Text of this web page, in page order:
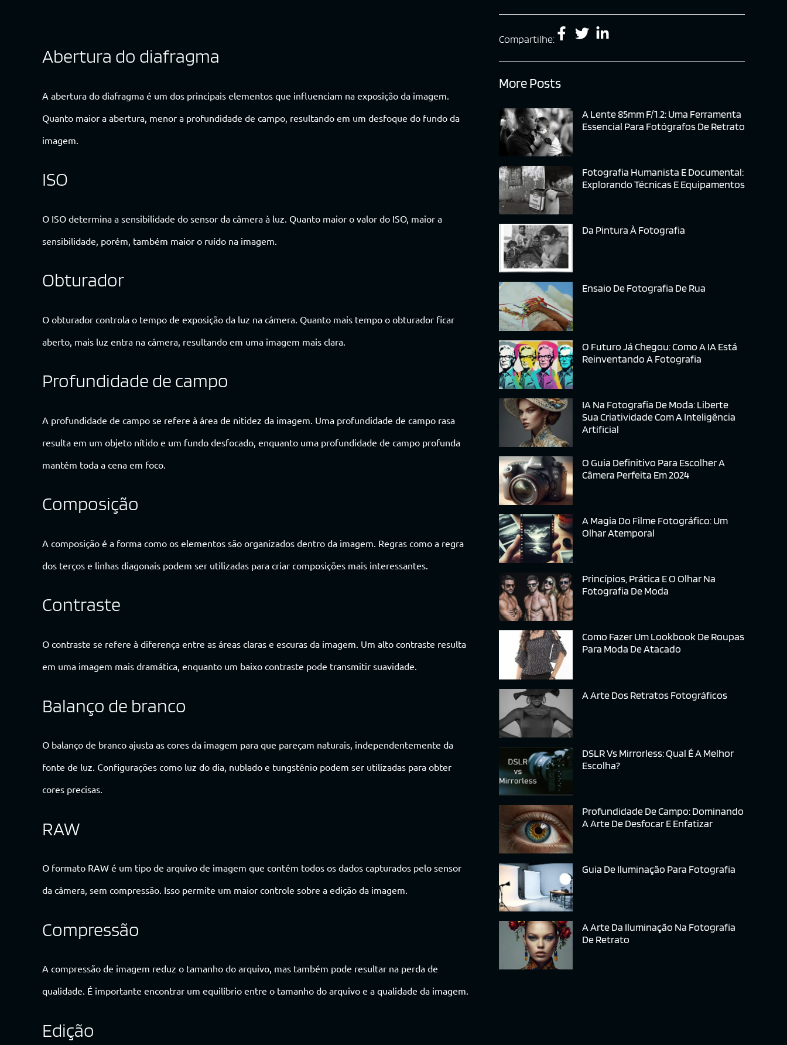
Abertura do diafragma
A abertura do diafragma é um dos principais elementos que influenciam na exposição da imagem.
Quanto maior a abertura, menor a profundidade de campo, resultando em um desfoque do fundo da
imagem.
ISO
O ISO determina a sensibilidade do sensor da câmera à luz. Quanto maior o valor do ISO, maior a
sensibilidade, porém, também maior o ruído na imagem.
Obturador
O obturador controla o tempo de exposição da luz na câmera. Quanto mais tempo o obturador ficar
aberto, mais luz entra na câmera, resultando em uma imagem mais clara.
Profundidade de campo
A profundidade de campo se refere à área de nitidez da imagem. Uma profundidade de campo rasa
resulta em um objeto nítido e um fundo desfocado, enquanto uma profundidade de campo profunda
mantém toda a cena em foco.
Composição
A composição é a forma como os elementos são organizados dentro da imagem. Regras como a regra
dos terços e linhas diagonais podem ser utilizadas para criar composições mais interessantes.
Contraste
O contraste se refere à diferença entre as áreas claras e escuras da imagem. Um alto contraste resulta
em uma imagem mais dramática, enquanto um baixo contraste pode transmitir suavidade.
Balanço de branco
O balanço de branco ajusta as cores da imagem para que pareçam naturais, independentemente da
fonte de luz. Configurações como luz do dia, nublado e tungstênio podem ser utilizadas para obter
cores precisas.
RAW
O formato RAW é um tipo de arquivo de imagem que contém todos os dados capturados pelo sensor
da câmera, sem compressão. Isso permite um maior controle sobre a edição da imagem.
Compressão
A compressão de imagem reduz o tamanho do arquivo, mas também pode resultar na perda de
qualidade. É importante encontrar um equilíbrio entre o tamanho do arquivo e a qualidade da imagem.
Edição
Compartilhe:
More Posts
A Lente 85mm F/1.2: Uma Ferramenta
Essencial Para Fotógrafos De Retrato
Fotografia Humanista E Documental:
Explorando Técnicas E Equipamentos
Da Pintura À Fotografia
Ensaio De Fotografia De Rua
O Futuro Já Chegou: Como A IA Está
Reinventando A Fotografia
IA Na Fotografia De Moda: Liberte
Sua Criatividade Com A Inteligência
Artificial
O Guia Definitivo Para Escolher A
Câmera Perfeita Em 2024
A Magia Do Filme Fotográfico: Um
Olhar Atemporal
Princípios, Prática E O Olhar Na
Fotografia De Moda
Como Fazer Um Lookbook De Roupas
Para Moda De Atacado
A Arte Dos Retratos Fotográficos
DSLR Vs Mirrorless: Qual É A Melhor
Escolha?
Profundidade De Campo: Dominando
A Arte De Desfocar E Enfatizar
Guia De Iluminação Para Fotografia
A Arte Da Iluminação Na Fotografia
De Retrato